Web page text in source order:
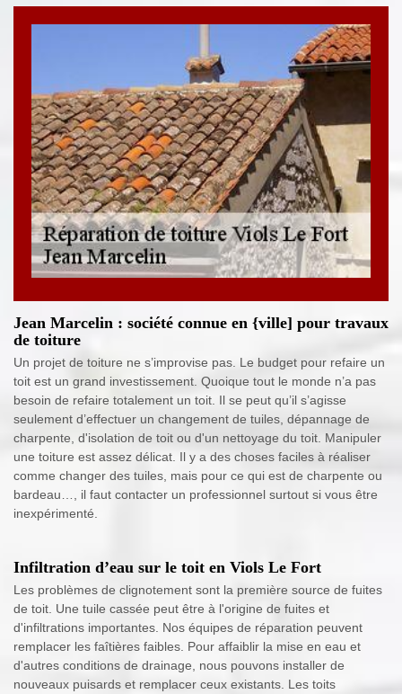
Jean Marcelin : société connue en {ville] pour travaux
de toiture
Un projet de toiture ne s’improvise pas. Le budget pour refaire un
toit est un grand investissement. Quoique tout le monde n’a pas
besoin de refaire totalement un toit. Il se peut qu’il s’agisse
seulement d’effectuer un changement de tuiles, dépannage de
charpente, d'isolation de toit ou d'un nettoyage du toit. Manipuler
une toiture est assez délicat. Il y a des choses faciles à réaliser
comme changer des tuiles, mais pour ce qui est de charpente ou
bardeau…, il faut contacter un professionnel surtout si vous être
inexpérimenté.
Infiltration d’eau sur le toit en Viols Le Fort
Les problèmes de clignotement sont la première source de fuites
de toit. Une tuile cassée peut être à l'origine de fuites et
d'infiltrations importantes. Nos équipes de réparation peuvent
remplacer les faîtières faibles. Pour affaiblir la mise en eau et
d'autres conditions de drainage, nous pouvons installer de
nouveaux puisards et remplacer ceux existants. Les toits